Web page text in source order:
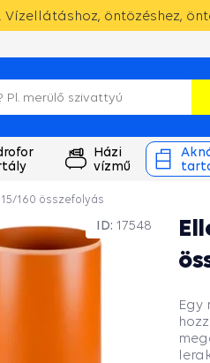
öntözéshez,
Házi
vízmű
160 összefolyás
ID: 17548
Egy